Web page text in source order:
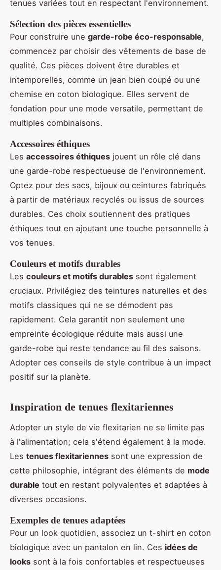
tenues variées tout en respectant l'environnement.
Sélection des pièces essentielles
Pour construire une garde-robe éco-responsable,
commencez par choisir des vêtements de base de
qualité. Ces pièces doivent être durables et
intemporelles, comme un jean bien coupé ou une
chemise en coton biologique. Elles servent de
fondation pour une mode versatile, permettant de
multiples combinaisons.
Accessoires éthiques
Les accessoires éthiques jouent un rôle clé dans
une garde-robe respectueuse de l'environnement.
Optez pour des sacs, bijoux ou ceintures fabriqués
à partir de matériaux recyclés ou issus de sources
durables. Ces choix soutiennent des pratiques
éthiques tout en ajoutant une touche personnelle à
vos tenues.
Couleurs et motifs durables
Les couleurs et motifs durables sont également
cruciaux. Privilégiez des teintures naturelles et des
motifs classiques qui ne se démodent pas
rapidement. Cela garantit non seulement une
empreinte écologique réduite mais aussi une
garde-robe qui reste tendance au fil des saisons.
Adopter ces conseils de style contribue à un impact
positif sur la planète.
Inspiration de tenues flexitariennes
Adopter un style de vie flexitarien ne se limite pas
à l'alimentation; cela s'étend également à la mode.
Les tenues flexitariennes sont une expression de
cette philosophie, intégrant des éléments de mode
durable tout en restant polyvalentes et adaptées à
diverses occasions.
Exemples de tenues adaptées
Pour un look quotidien, associez un t-shirt en coton
biologique avec un pantalon en lin. Ces idées de
looks sont à la fois confortables et respectueuses